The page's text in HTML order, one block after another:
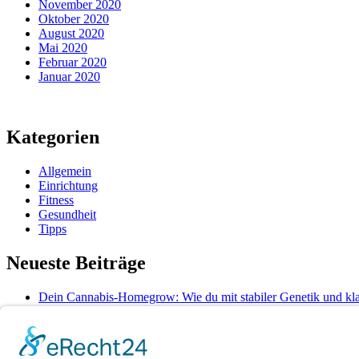
November 2020
Oktober 2020
August 2020
Mai 2020
Februar 2020
Januar 2020
Kategorien
Allgemein
Einrichtung
Fitness
Gesundheit
Tipps
Neueste Beiträge
Dein Cannabis-Homegrow: Wie du mit stabiler Genetik und
So bleibt Ihre Bettdecke auch nach Jahren noch formstabil und
Wenn medizinische Fehler zum Kampf werden: Ihre Rechte